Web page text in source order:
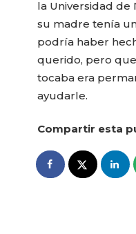
la Universidad de
su madre tenía
podría haber
querido, pero
tocaba era
ayudarle.
Compartir esta